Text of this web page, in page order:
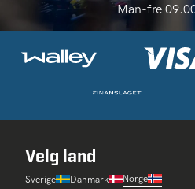
Man-fre
Velg land
Sverige Danmark Norge